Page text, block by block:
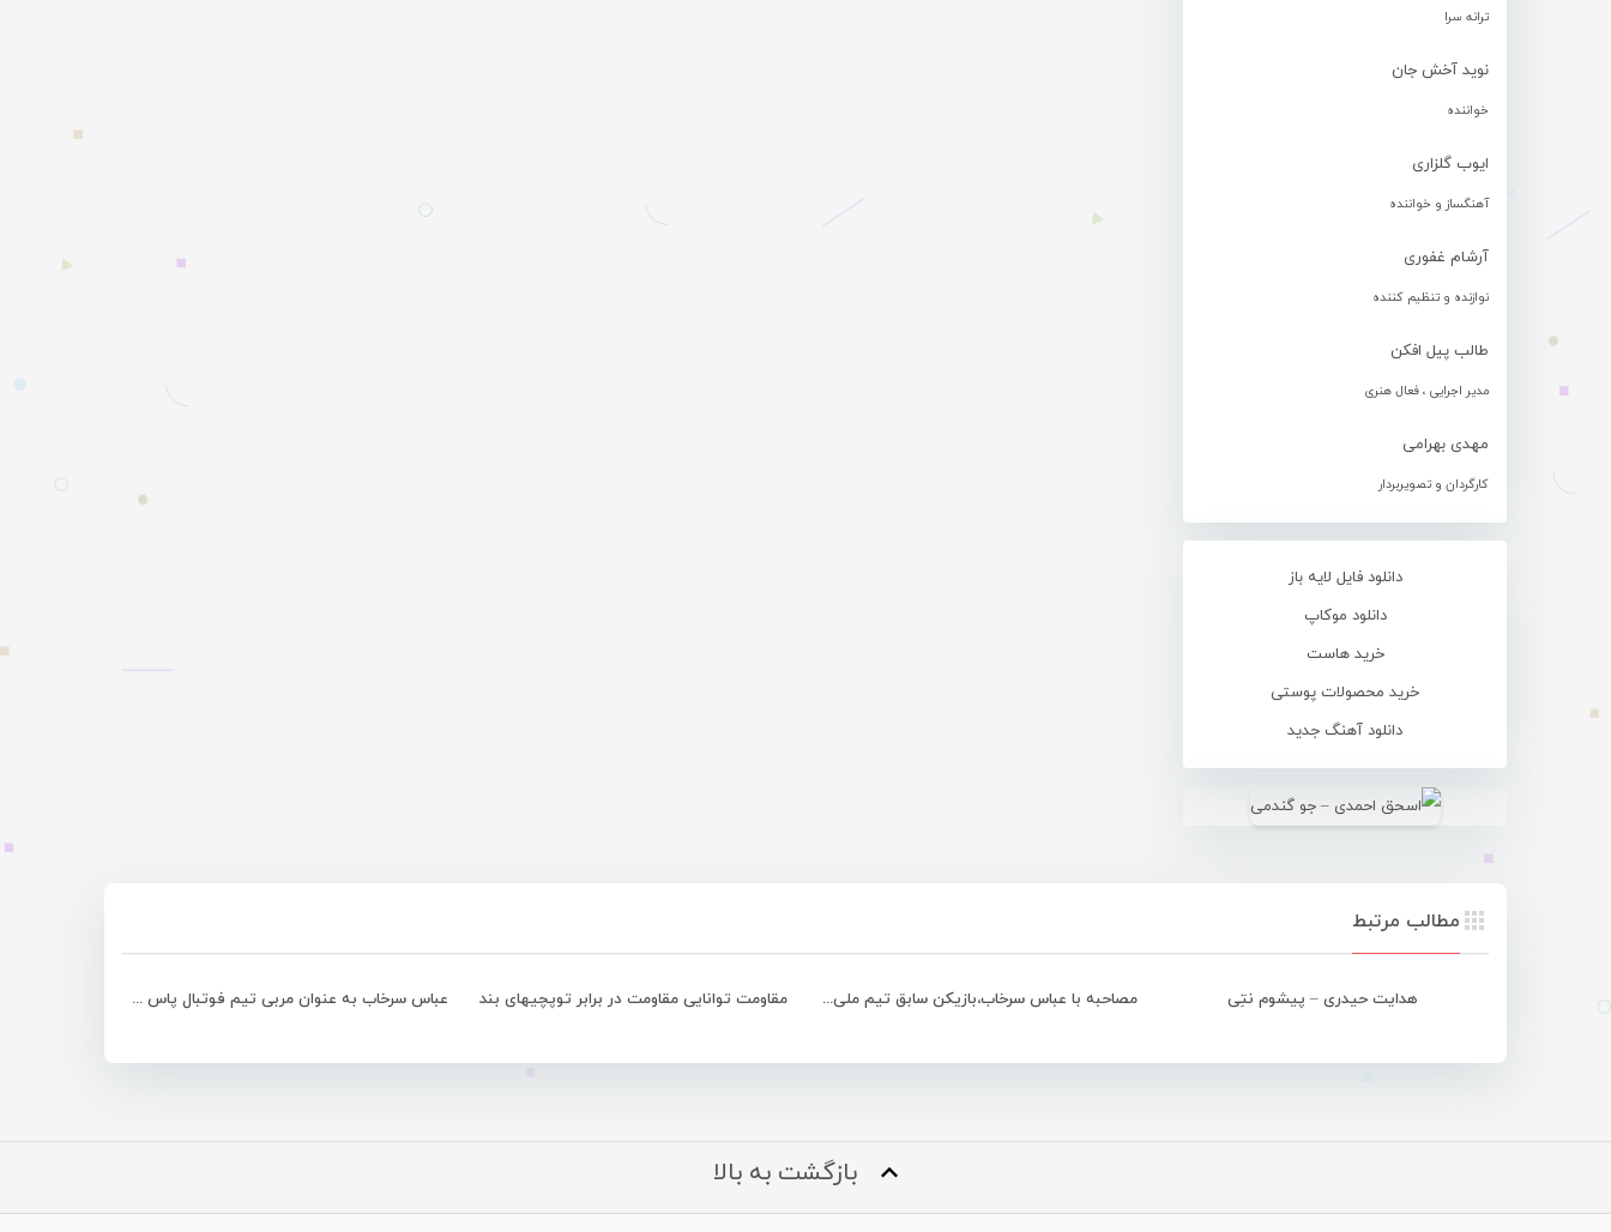
ترانه سرا
نوید آخش جان
خواننده
ایوب گلزاری
آهنگساز و خواننده
آرشام غفوری
نوازنده و تنظیم کننده
طالب پیل افکن
مدیر اجرایی ، فعال هنری
مهدی بهرامی
کارگردان و تصویربردار
دانلود فایل لایه باز
دانلود موکاپ
خرید هاست
خرید محصولات پوستی
دانلود آهنگ جدید
مطالب مرتبط
هدایت حیدری – پیشوم نتِی مصاحبه با عباس سرخاب،بازیکن سابق تیم ملی و س مقاومت توانایی مقاومت در برابر توپچیهای بند عباس سرخاب به عنوان مربی تیم فوتبال پاس همد�
بازگشت به بالا